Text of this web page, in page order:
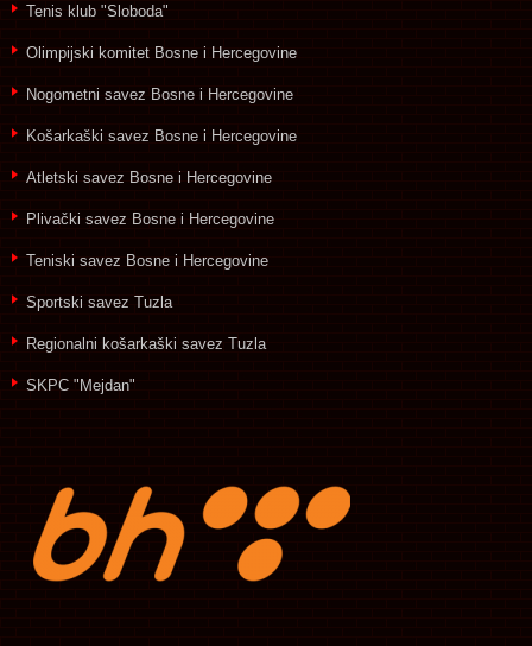
Tenis klub "Sloboda"
Olimpijski komitet Bosne i Hercegovine
Nogometni savez Bosne i Hercegovine
Košarkaški savez Bosne i Hercegovine
Atletski savez Bosne i Hercegovine
Plivački savez Bosne i Hercegovine
Teniski savez Bosne i Hercegovine
Sportski savez Tuzla
Regionalni košarkaški savez Tuzla
SKPC "Mejdan"